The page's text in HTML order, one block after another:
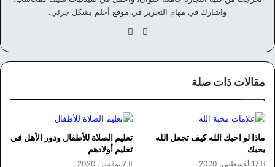
واشارك في مهام التحرير في موقع أحلم بشكل جزئي.
موق
الويوك
مقالات ذات صلة
ماذا لو احبك الله كيف تجعل الله
يحبك
17 أغسطس، 2020
تعليم الصلاة للأطفال ودور الأهل في
تعليم أولادهم
7 نوفمبر، 2020